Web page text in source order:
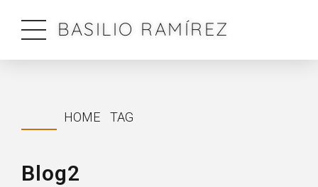
BASILIO RAMÍREZ
HOME TAG
Blog2